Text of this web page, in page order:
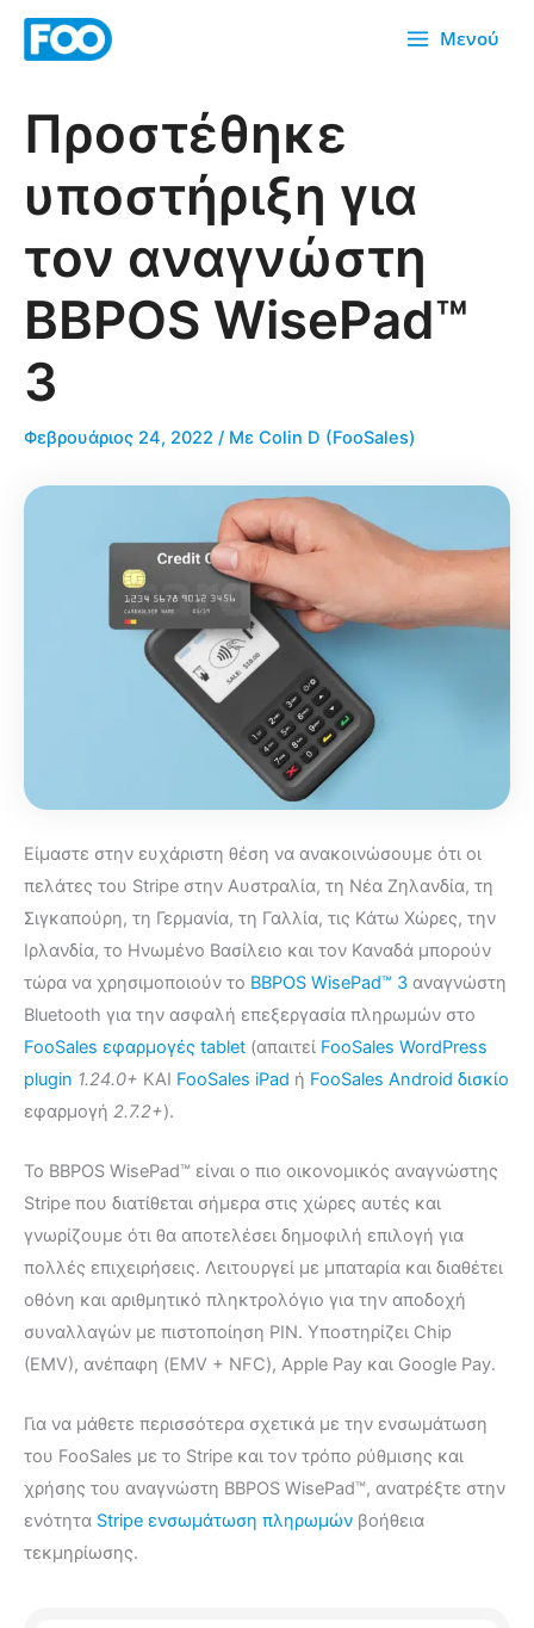
Μετάβαση
Μενού
Προστέθηκε
υποστήριξη για
τον αναγνώστη
BBPOS WisePad™
3
Φεβρουάριος 24, 2022 / Με Colin D (FooSales)
Είμαστε στην ευχάριστη θέση να ανακοινώσουμε ότι οι
πελάτες του Stripe στην Αυστραλία, τη Νέα Ζηλανδία, τη
Σιγκαπούρη, τη Γερμανία, τη Γαλλία, τις Κάτω Χώρες, την
Ιρλανδία, το Ηνωμένο Βασίλειο και τον Καναδά μπορούν
τώρα να χρησιμοποιούν το BBPOS WisePad™ 3 αναγνώστη
Bluetooth για την ασφαλή επεξεργασία πληρωμών στο
FooSales εφαρμογές tablet (απαιτεί FooSales WordPress
plugin 1.24.0+ ΚΑΙ FooSales iPad ή FooSales Android δισκίο
εφαρμογή 2.7.2+).
Το BBPOS WisePad™ είναι ο πιο οικονομικός αναγνώστης
Stripe που διατίθεται σήμερα στις χώρες αυτές και
γνωρίζουμε ότι θα αποτελέσει δημοφιλή επιλογή για
πολλές επιχειρήσεις. Λειτουργεί με μπαταρία και διαθέτει
οθόνη και αριθμητικό πληκτρολόγιο για την αποδοχή
συναλλαγών με πιστοποίηση PIN. Υποστηρίζει Chip
(EMV), ανέπαφη (EMV + NFC), Apple Pay και Google Pay.
Για να μάθετε περισσότερα σχετικά με την ενσωμάτωση
του FooSales με το Stripe και τον τρόπο ρύθμισης και
χρήσης του αναγνώστη BBPOS WisePad™, ανατρέξτε στην
ενότητα Stripe ενσωμάτωση πληρωμών βοήθεια
τεκμηρίωσης.